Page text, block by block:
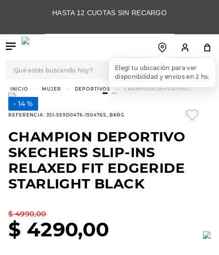
HASTA 12 CUOTAS SIN RECARGO
MUJER DEPORTIVOS
CHAMPION DEPORTIVO
14 %
REFERENCIA: 351-5S9D0476-150476S_BKRG
CHAMPION DEPORTIVO
SKECHERS SLIP-INS
RELAXED FIT EDGERIDE
STARLIGHT BLACK
$ 4990,00
$ 4290,00
TÉRMINOS MÁS
BUSCADOS
1.
3.
skechers slip-ins
4.
championes
5.
botas mujer